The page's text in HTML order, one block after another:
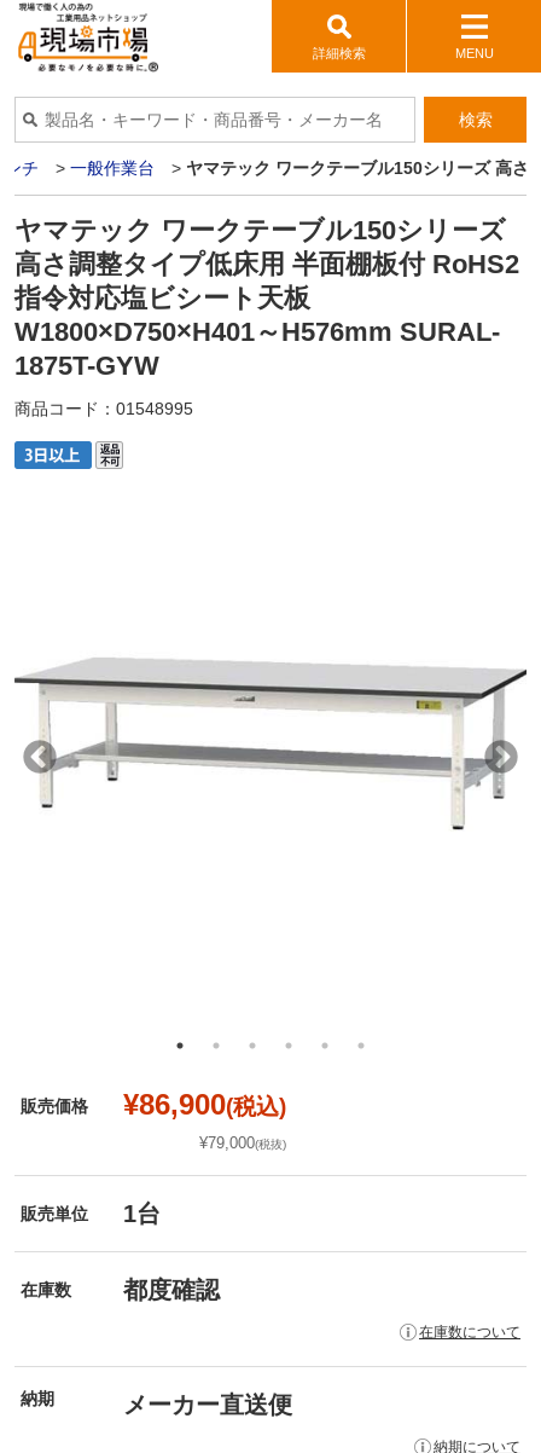
詳細検索 MENU
検索
ンチ > 一般作業台 > ヤマテック ワークテーブル150シリーズ 高
ヤマテック ワークテーブル150シリーズ
高さ調整タイプ低床用 半面棚板付 RoHS2
指令対応塩ビシート天板
W1800×D750×H401～H576mm SURAL-
1875T-GYW
商品コード： 01548995
販売価格 ¥86,900(税込)
¥79,000(税抜)
販売単位 1台
在庫数 都度確認
在庫数について
納期 メーカー直送便
納期について